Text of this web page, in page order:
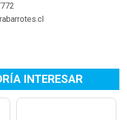
INTERESAR